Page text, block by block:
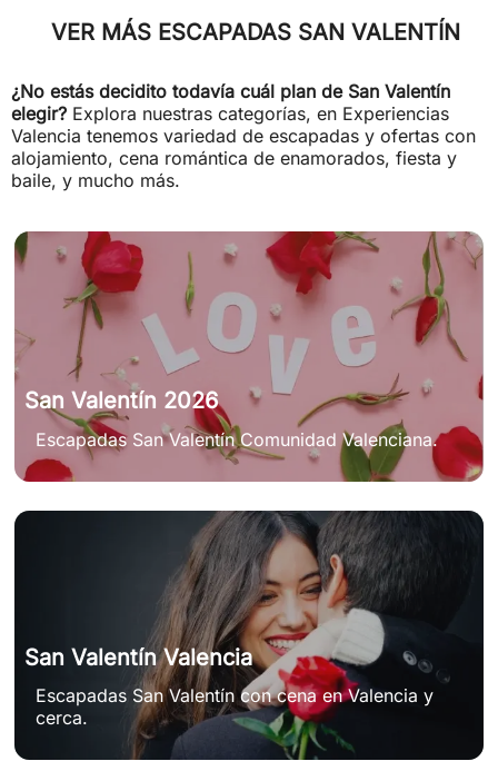
VER MÁS ESCAPADAS SAN VALENTÍN
¿No estás decidito todavía cuál plan de San Valentín
elegir?Explora nuestras categorías, en Experiencias
Valencia tenemos variedad de escapadas y ofertas con
alojamiento, cena romántica de enamorados, fiesta y
baile, y mucho más.
San Valentín 2026
Escapadas San Valentín Comunidad Valenciana.
San Valentín Valencia
Escapadas San Valentín con cena en Valencia y
cerca.